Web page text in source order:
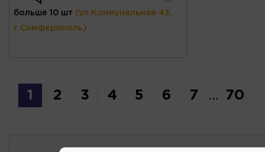
больше 10 шт (ул.Коммунальная 43,
г.Симферополь)
1 2 3 4 5 6 7 ... 70